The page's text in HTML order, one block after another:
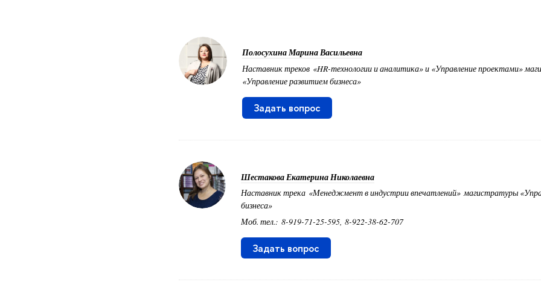
Полосухина Марина Васильевна
Наставник треков «HR-технологии и аналитика» и «Управление проектами»
«Управление развитием бизнеса»
Задать вопрос
Шестакова Екатерина Николаевна
Наставник трека «Менеджмент в индустрии впечатлений» магистратуры
бизнеса»
Моб. тел.: 8-919-71-25-595, 8-922-38-62-707
Задать вопрос